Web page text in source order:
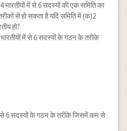
भारतीयों में से 6 सदस्यों की एक समिति का
से हो सकता है यदि समिति में (क)2
हो?
में से 6 सदस्यों के गठन के तरीके
से 6 सदस्यों के गठन के तरीके जिसमें कम से